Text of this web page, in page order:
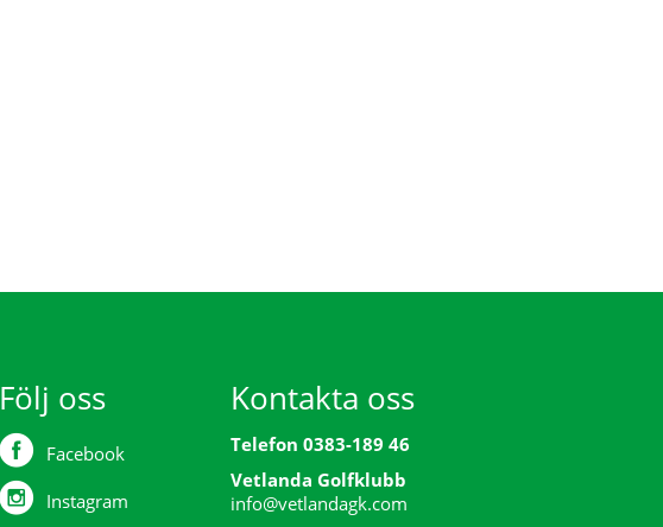
Följ oss
Facebook
Instagram
Kontakta oss
Telefon 0383-189 46
Vetlanda Golfklubb
info@vetlandagk.com